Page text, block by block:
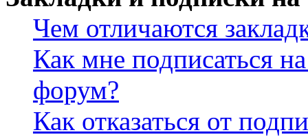
Чем отличаются
Как мне подписаться
форум?
Как отказаться от